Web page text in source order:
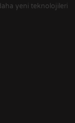
yeni teknolojileri